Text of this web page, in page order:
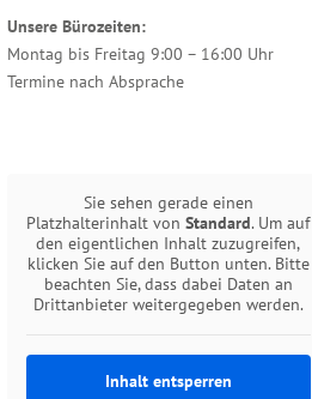
Unsere Bürozeiten:
Montag bis Freitag 9:00 – 16:00 Uhr
Termine nach Absprache
Sie sehen gerade einen
Platzhalterinhalt vonStandard. Um auf
den eigentlichen Inhalt zuzugreifen,
klicken Sie auf den Button unten. Bitte
beachten Sie, dass dabei Daten an
Drittanbieter weitergegeben werden.
Inhalt entsperren